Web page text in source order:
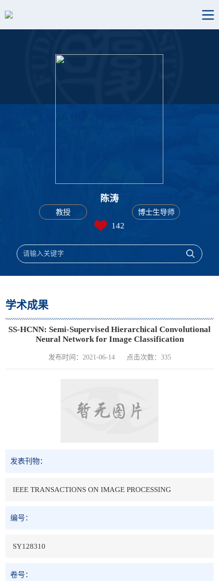
陈涛
教授 博士生导师
142
学术成果
SS-HCNN: Semi-Supervised Hierarchical Convolutional
Neural Network for Image Classification
发布时间：2021-06-14 点击次数： 335
发表刊物：
IEEE TRANSACTIONS ON IMAGE PROCESSING
编号：
SY128310
卷号：